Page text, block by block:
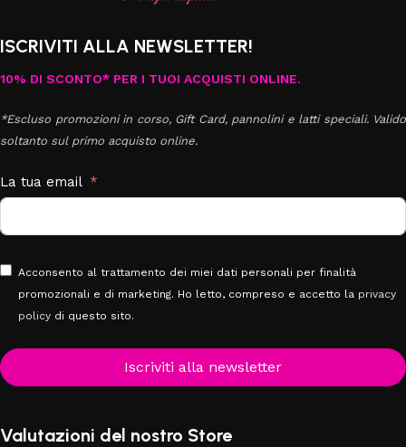
ISCRIVITI ALLA NEWSLETTER!
10% DI SCONTO* PER I TUOI ACQUISTI ONLINE.
*Escluso promozioni in corso, Gift Card, pannolini e latti speciali. Valido
soltanto sul primo acquisto online.
La tua email
Acconsento al trattamento dei miei dati personali per finalità
promozionali e di marketing. Ho letto, compreso e accetto la privacy
policy di questo sito.
Iscriviti alla newsletter
Valutazioni del nostro Store